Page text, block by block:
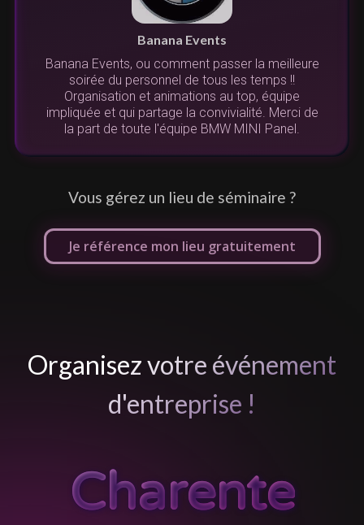
Banana Events
Banana Events, ou comment passer la meilleure
soirée du personnel de tous les temps !!
Organisation et animations au top, équipe
impliquée et qui partage la convivialité. Merci de
la part de toute l'équipe BMW MINI Panel.
Vous gérez un lieu de séminaire ?
Je référence mon lieu gratuitement
Organisez votre événement
d'entreprise !
Charente